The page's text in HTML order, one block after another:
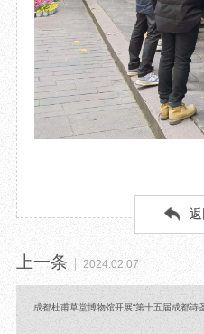
上一条 2024.02.07
成都杜甫草堂博物馆开展“第十五届成都诗